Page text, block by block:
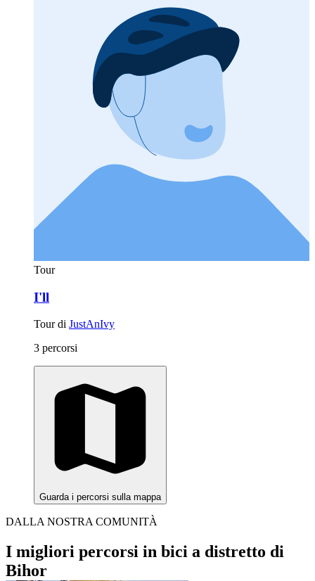
Tour
I'll
Tour di JustAnIvy
3 percorsi
Guarda i percorsi sulla mappa
DALLA NOSTRA COMUNITÀ
I migliori percorsi in bici a distretto di
Bihor